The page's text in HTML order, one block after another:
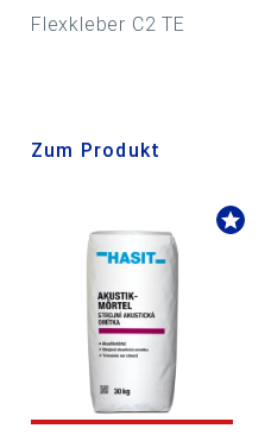
Flexkleber C2 TE
Zum Produkt